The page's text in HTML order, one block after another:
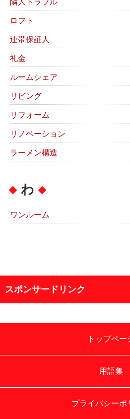
隣人トラブル
ロフト
連帯保証人
礼金
ルームシェア
リビング
リフォーム
リノベーション
ラーメン構造
わ
ワンルーム
スポンサードリンク
トップペー
用語集
プライバシーポ